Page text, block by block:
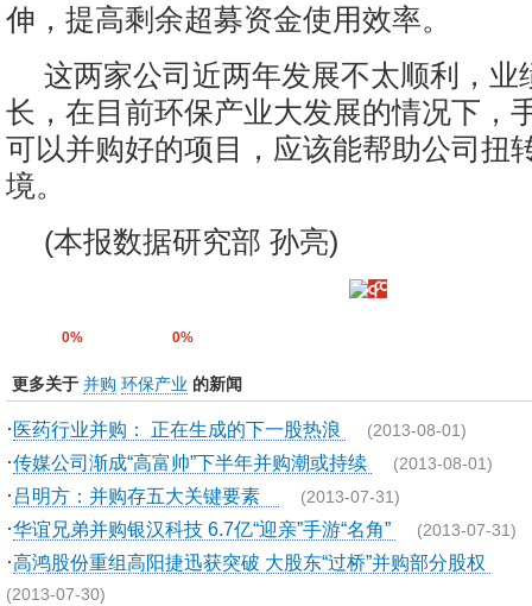
伸，提高剩余超募资金使用效率。
这两家公司近两年发展不太顺利，业
长，在目前环保产业大发展的情况下，
可以并购好的项目，应该能帮助公司扭
境。
(本报数据研究部 孙亮)
0% 0%
更多关于 并购 环保产业 的新闻
·医药行业并购： 正在生成的下一股热浪 (2013-08-01)
·传媒公司渐成“高富帅”下半年并购潮或持续 (2013-08-01)
· 吕明方：并购存五大关键要素 (2013-07-31)
·华谊兄弟并购银汉科技 6.7亿“迎亲”手游“名角” (2013-07-31)
·高鸿股份重组高阳捷迅获突破 大股东“过桥”并购部分股权
(2013-07-30)